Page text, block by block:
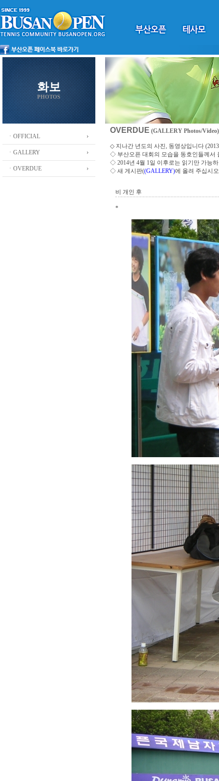
화보
PHOTOS
ㆍOFFICIAL
ㆍGALLERY
ㆍOVERDUE
OVERDUE (GALLERY Photos/Video)
◇ 지나간 년도의 사진, 동영상입니다
◇ 부산오픈 대회의 모습을 동호인들께서
◇ 2014년 4월 1일 이후로는 읽기만 가능
◇ 새 게시판((GALLERY)에 올려 주십시오
비 개인 후
*